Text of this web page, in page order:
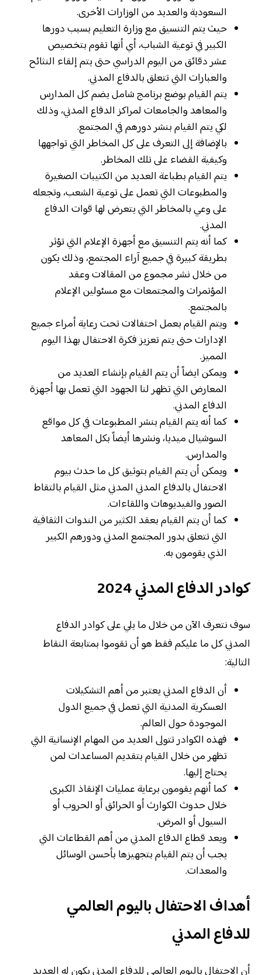
السعودية والعديد من الوزارات الأخرى.
حيث يتم التنسيق مع وزارة التعليم بسبب دورها
الكبير في توعية الشباب، أي أنها تقوم بتخصيص
عشر دقائق من اليوم الدراسي حتى يتم إلقاء النثائح
والعبارات التي تتعلق بالدفاع المدني.
يتم القيام بوضع برنامج شامل يضم كل المدارس
والمعاهد والجامعات لمراكز الدفاع المدني، وذلك
لكي يتم القيام بنشر دورهم في المجتمع.
بالإضافة إلى التعرف على كل المخاطر التي تواجهها
وكيفية القضاء على تلك المخاطر.
يتم القيام بطباعة العديد من الكتيبات الصغيرة
والمطبوعات التي تعمل على توعية الشعب، وتجعله
على وعي بالمخاطر التي يتعرض لها قوات الدفاع
المدني.
كما أنه يتم التنسيق مع أجهزة الإعلام التي تؤثر
بطريقة كبيرة في جميع آراء المجتمع، وذلك يكون
من خلال نشر مجموع من المقالات وعقد
المؤتمرات والمجتمعات مع مسئولين الإعلام
بالمجتمع.
ويتم القيام بعمل احتفالات تحت رعاية أمراء جميع
الإدارات حتى يتم تعزيز فكرة الاحتفال بهذا اليوم
المميز.
ويمكن ايضاً أن يتم القيام بإنشاء العديد من
المعارض التي تظهر لنا الجهود التي تعمل بها أجهزة
الدفاع المدني.
كما أنه يتم القيام بنشر المطبوعات في كل مواقع
السوشيال ميديا، ونشرها أيضاً بكل المعاهد
والمدارس.
ويمكن أن يتم القيام بتوثيق كل ما حدث بيوم
الاحتفال بالدفاع المدني المدني مثل القيام بالتقاط
الصور والفيديوهات واللقاءات.
كما أن يتم القيام بعقد الكثير من الندوات الثقافية
التي تتعلق بدور المجتمع المدني ودورهم الكبير
الذي يقومون به.
كوادر الدفاع المدني 2024
سوف نتعرف الآن من خلال ما يلي على كوادر الدفاع
المدني كل ما عليكم فقط هو أن تقوموا بمتابعة النقاط
التالية:
أن الدفاع المدني يعتبر من أهم التشكيلات
العسكرية المدنية التي تعمل في جميع الدول
الموجودة حول العالم.
فهذه الكوادر تتولى العديد من المهام الإنسانية التي
تظهر من خلال القيام بتقديم المساعدات لمن
يحتاج إليها.
كما أنهم يقومون برعاية عمليات الإنقاذ الكبرى
خلال حدوث الكوارث أو الحرائق أو الحروب أو
السيول أو المرض.
ويعد قطاع الدفاع المدني من أهم القطاعات التي
يجب أن يتم القيام بتجهيزها بأحسن الوسائل
والمعدات.
أهداف الاحتفال باليوم العالمي
للدفاع المدني